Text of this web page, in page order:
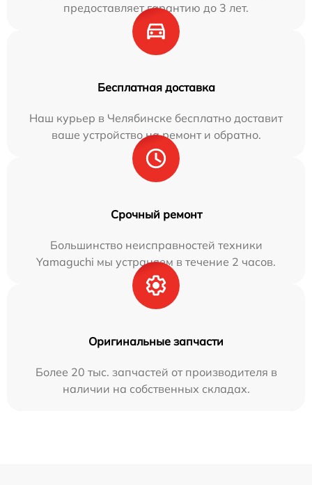
предоставляет гарантию до 3 лет.
Бесплатная доставка
Наш курьер в Челябинске бесплатно доставит
ваше устройство на ремонт и обратно.
Срочный ремонт
Большинство неисправностей техники
Yamaguchi мы устраняем в течение 2 часов.
Оригинальные запчасти
Более 20 тыс. запчастей от производителя в
наличии на собственных складах.